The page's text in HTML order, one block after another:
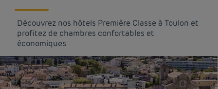
Découvrez nos hôtels Première Classe à Toulon et
profitez de chambres confortables et
économiques